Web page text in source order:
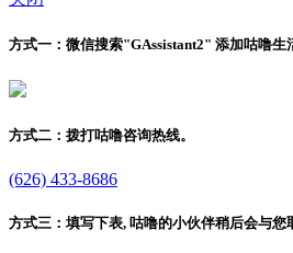
方式一： 微信搜索"GAssistant2" 添加咕噜生
方式二： 拨打咕噜咨询热线。
(626) 433-8686
方式三： 填写下表, 咕噜的小伙伴稍后会与您